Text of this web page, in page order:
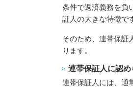
条件で返済義務を負
証人の大きな特徴で
そのため、連帯保証
ります。
連帯保証人に認
連帯保証人には、通